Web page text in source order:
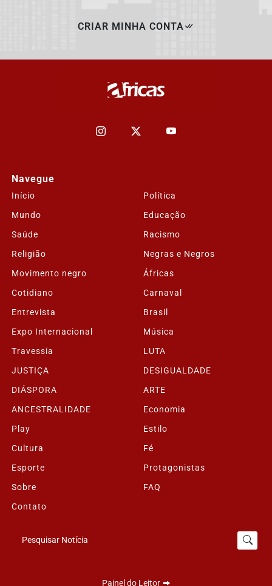
CRIAR MINHA CONTA
Navegue
Início
Política
Mundo
Educação
Saúde
Racismo
Religião
Negras e Negros
Movimento negro
Áfricas
Cotidiano
Carnaval
Entrevista
Brasil
Expo Internacional
Música
Travessia
LUTA
JUSTIÇA
DESIGUALDADE
DIÁSPORA
ARTE
ANCESTRALIDADE
Economia
Play
Estilo
Cultura
Fé
Esporte
Protagonistas
Sobre
FAQ
Contato
Pesquisar Notícia
Painel do Leitor